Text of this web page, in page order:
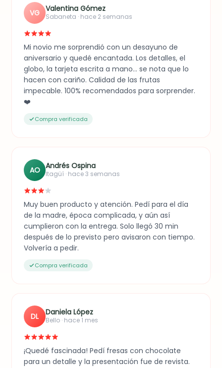
VG Valentina Gómez
Sabaneta · hace 2 semanas
Mi novio me sorprendió con un desayuno de
aniversario y quedé encantada. Los detalles, el
globo, la tarjeta escrita a mano... se nota que lo
hacen con cariño. Calidad de las frutas
impecable. 100% recomendados para sorprender.
❤️
Compra verificada
AO Andrés Ospina
Itagüí · hace 3 semanas
Muy buen producto y atención. Pedí para el día
de la madre, época complicada, y aún así
cumplieron con la entrega. Solo llegó 30 min
después de lo previsto pero avisaron con tiempo.
Volvería a pedir.
Compra verificada
DL Daniela López
Bello · hace 1 mes
¡Quedé fascinada! Pedí fresas con chocolate
para un detalle y la presentación fue de revista.